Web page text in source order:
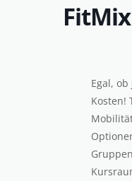
FitMix
Egal,
Kosten!